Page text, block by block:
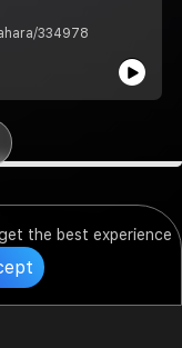
the best experience
334978